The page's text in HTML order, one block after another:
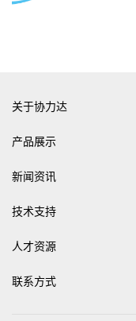
关于协力达
产品展示
新闻资讯
技术支持
人才资源
联系方式